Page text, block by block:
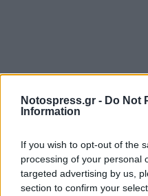
Notospress.gr - Do Not
Information
If you wish to opt-out of the
processing of your personal
targeted advertising by us,
section to confirm your